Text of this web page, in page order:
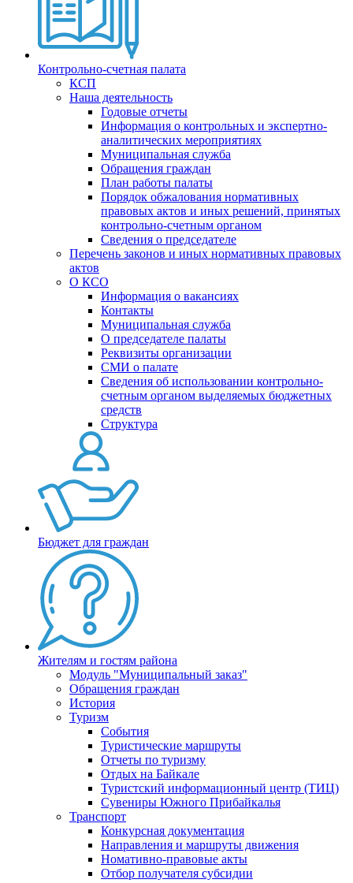
Контрольно-счетная палата
КСП
Наша деятельность
Годовые отчеты
Информация о контрольных и экспертно-
аналитических мероприятиях
Муниципальная служба
Обращения граждан
План работы палаты
Порядок обжалования нормативных
правовых актов и иных решений, принятых
контрольно-счетным органом
Сведения о председателе
Перечень законов и иных нормативных правовых
актов
О КСО
Информация о вакансиях
Контакты
Муниципальная служба
О председателе палаты
Реквизиты организации
СМИ о палате
Сведения об использовании контрольно-
счетным органом выделяемых бюджетных
средств
Структура
Бюджет для граждан
Жителям и гостям района
Модуль "Муниципальный заказ"
Обращения граждан
История
Туризм
События
Туристические маршруты
Отчеты по туризму
Отдых на Байкале
Туристский информационный центр (ТИЦ)
Сувениры Южного Прибайкалья
Транспорт
Конкурсная документация
Направления и маршруты движения
Номативно-правовые акты
Отбор получателя субсидии